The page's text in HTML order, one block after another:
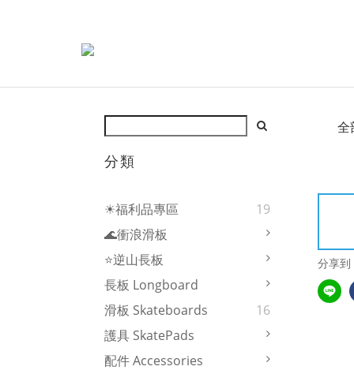
分類
☀福利品專區
19
🌊衝浪滑板
⭐逆山長板
長板 Longboard
滑板 Skateboards
16
護具 SkatePads
配件 Accessories
全
分享到